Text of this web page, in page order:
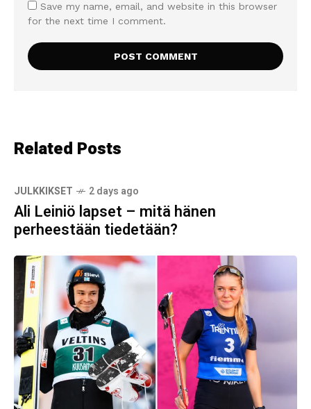
Save my name, email, and website in this browser
for the next time I comment.
Related Posts
JULKKIKSET 2 days ago
Ali Leiniö lapset – mitä hänen
perheestään tiedetään?